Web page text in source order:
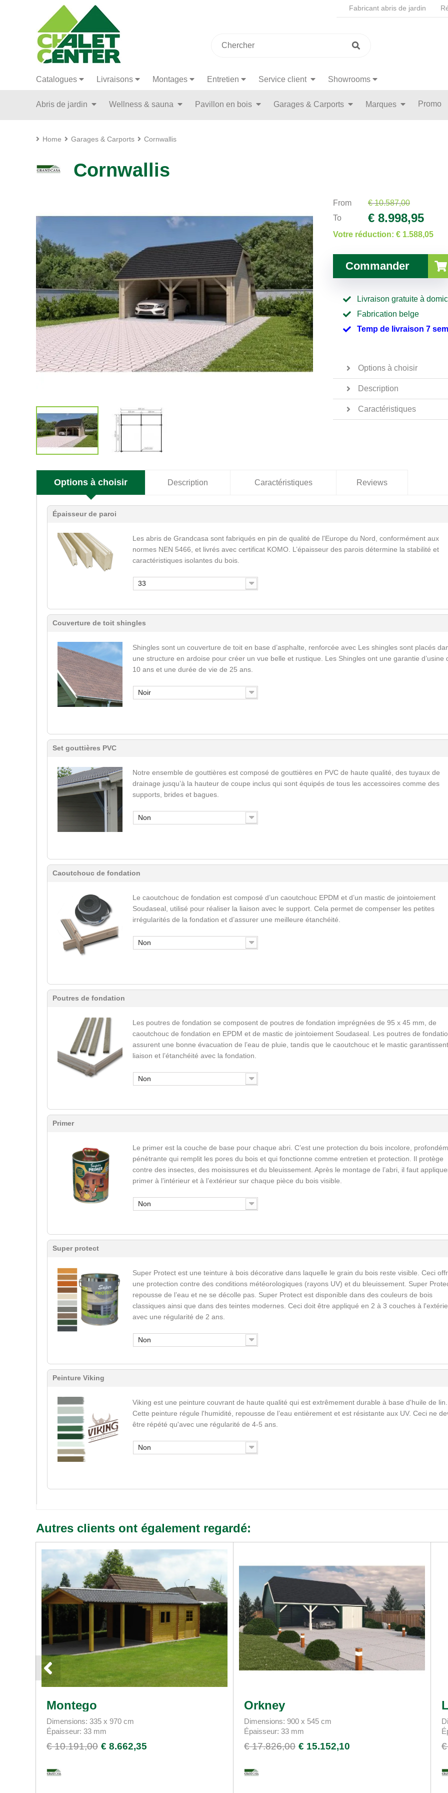
Fabricant abris de jardin
Catalogues Livraisons Montages Entretien Service client Showrooms
Abris de jardin Wellness & sauna Pavillon en bois Garages & Carports Marques Promo
Home Garages & Carports Cornwallis
Cornwallis
From
€ 10.587,00
To
€ 8.998,95
Votre réduction: € 1.588,05
Commander
Livraison gratuite à
Fabrication belge
Temp de livraison 7
Options à choisir
Description
Caractéristiques
Options à choisir Description Caractéristiques Reviews
Épaisseur de paroi
Les abris de Grandcasa sont fabriqués en pin de qualité de l'Europe du Nord, conformément aux
normes NEN 5466, et livrés avec certificat KOMO. L’épaisseur des parois détermine la stabilité et
caractéristiques isolantes du bois.
33
Couverture de toit shingles
Shingles sont un couverture de toit en base d’asphalte, renforcée avec Les shingles sont placés
une structure en ardoise pour créer un vue belle et rustique. Les Shingles ont une garantie d’usine
10 ans et une durée de vie de 25 ans.
Noir
Set gouttières PVC
Notre ensemble de gouttières est composé de gouttières en PVC de haute qualité, des tuyaux de
drainage jusqu’à la hauteur de coupe inclus qui sont équipés de tous les accessoires comme des
supports, brides et bagues.
Non
Caoutchouc de fondation
Le caoutchouc de fondation est composé d’un caoutchouc EPDM et d’un mastic de jointoiement
Soudaseal, utilisé pour réaliser la liaison avec le support. Cela permet de compenser les petites
irrégularités de la fondation et d’assurer une meilleure étanchéité.
Non
Poutres de fondation
Les poutres de fondation se composent de poutres de fondation imprégnées de 95 x 45 mm, de
caoutchouc de fondation en EPDM et de mastic de jointoiement Soudaseal. Les poutres de
assurent une bonne évacuation de l’eau de pluie, tandis que le caoutchouc et le mastic
liaison et l’étanchéité avec la fondation.
Non
Primer
Le primer est la couche de base pour chaque abri. C’est une protection du bois incolore,
pénétrante qui remplit les pores du bois et qui fonctionne comme entretien et protection. Il protège
contre des insectes, des moisissures et du bleuissement. Après le montage de l’abri, il faut
primer à l’intérieur et à l’extérieur sur chaque pièce du bois visible.
Non
Super protect
Super Protect est une teinture à bois décorative dans laquelle le grain du bois reste visible. Ceci
une protection contre des conditions météorologiques (rayons UV) et du bleuissement. Super
repousse de l’eau et ne se décolle pas. Super Protect est disponible dans des couleurs de bois
classiques ainsi que dans des teintes modernes. Ceci doit être appliqué en 2 à 3 couches à
avec une régularité de 2 ans.
Non
Peinture Viking
Viking est une peinture couvrant de haute qualité qui est extrêmement durable à base d'huile de lin.
Cette peinture régule l'humidité, repousse de l’eau entièrement et est résistante aux UV. Ceci ne
être répété qu'avec une régularité de 4-5 ans.
Non
Autres clients ont également regardé:
Montego
Dimensions: 335 x 970 cm
Épaisseur: 33 mm
€ 10.191,00 € 8.662,35
Orkney
Dimensions: 900 x 545 cm
Épaisseur: 33 mm
€ 17.826,00 € 15.152,10